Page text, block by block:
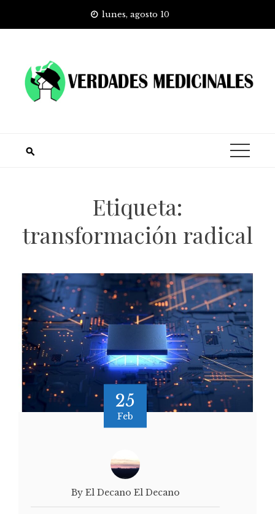
lunes, agosto 10
Etiqueta:
transformación radical
25
Feb
By El Decano El Decano